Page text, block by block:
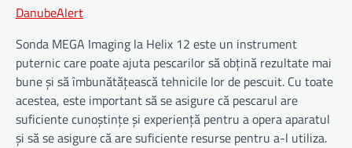
DanubeAlert
Sonda MEGA Imaging la Helix 12 este un instrument
puternic care poate ajuta pescarilor să obțină rezultate mai
bune și să îmbunătățească tehnicile lor de pescuit. Cu toate
acestea, este important să se asigure că pescarul are
suficiente cunoștințe și experiență pentru a opera aparatul
și să se asigure că are suficiente resurse pentru a-l utiliza.